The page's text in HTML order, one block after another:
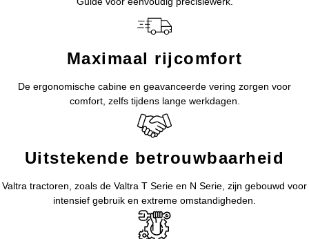
Maximaal rijcomfort
De ergonomische cabine en geavanceerde vering zorgen voor
comfort, zelfs tijdens lange werkdagen.
Uitstekende betrouwbaarheid
Valtra tractoren, zoals de Valtra T Serie en N Serie, zijn gebouwd voor
intensief gebruik en extreme omstandigheden.